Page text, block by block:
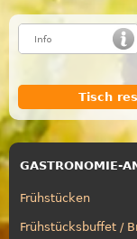
Tisch
GASTRONOMIE-
Frühstücken
Frühstücksbuffet /